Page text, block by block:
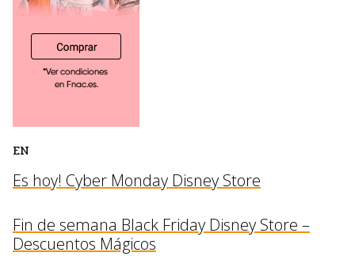
EN
Es hoy! Cyber Monday Disney Store
Fin de semana Black Friday Disney Store –
Descuentos Mágicos